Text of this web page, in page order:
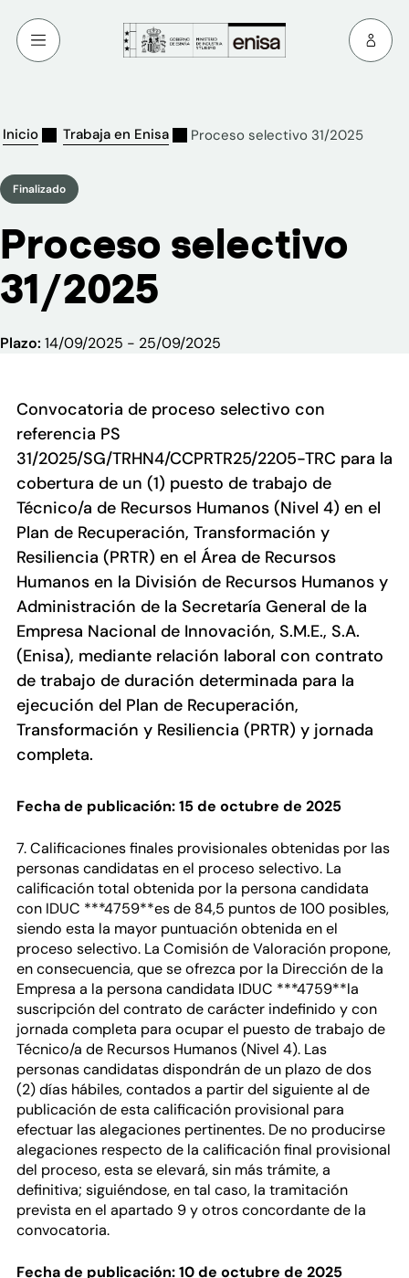
Inicio Trabaja en Enisa Proceso selectivo 31/2025
Finalizado
Proceso selectivo
31/2025
Plazo: 14/09/2025 - 25/09/2025
Convocatoria de proceso selectivo con
referencia PS
31/2025/SG/TRHN4/CCPRTR25/2205-TRC para la
cobertura de un (1) puesto de trabajo de
Técnico/a de Recursos Humanos (Nivel 4) en el
Plan de Recuperación, Transformación y
Resiliencia (PRTR) en el Área de Recursos
Humanos en la División de Recursos Humanos y
Administración de la Secretaría General de la
Empresa Nacional de Innovación, S.M.E., S.A.
(Enisa), mediante relación laboral con contrato
de trabajo de duración determinada para la
ejecución del Plan de Recuperación,
Transformación y Resiliencia (PRTR) y jornada
completa.
Fecha de publicación: 15 de octubre de 2025
7. Calificaciones finales provisionales obtenidas por las
personas candidatas en el proceso selectivo. La
calificación total obtenida por la persona candidata
con IDUC ***4759**es de 84,5 puntos de 100 posibles,
siendo esta la mayor puntuación obtenida en el
proceso selectivo. La Comisión de Valoración propone,
en consecuencia, que se ofrezca por la Dirección de la
Empresa a la persona candidata IDUC ***4759**la
suscripción del contrato de carácter indefinido y con
jornada completa para ocupar el puesto de trabajo de
Técnico/a de Recursos Humanos (Nivel 4). Las
personas candidatas dispondrán de un plazo de dos
(2) días hábiles, contados a partir del siguiente al de
publicación de esta calificación provisional para
efectuar las alegaciones pertinentes. De no producirse
alegaciones respecto de la calificación final provisional
del proceso, esta se elevará, sin más trámite, a
definitiva; siguiéndose, en tal caso, la tramitación
prevista en el apartado 9 y otros concordante de la
convocatoria.
Fecha de publicación: 10 de octubre de 2025